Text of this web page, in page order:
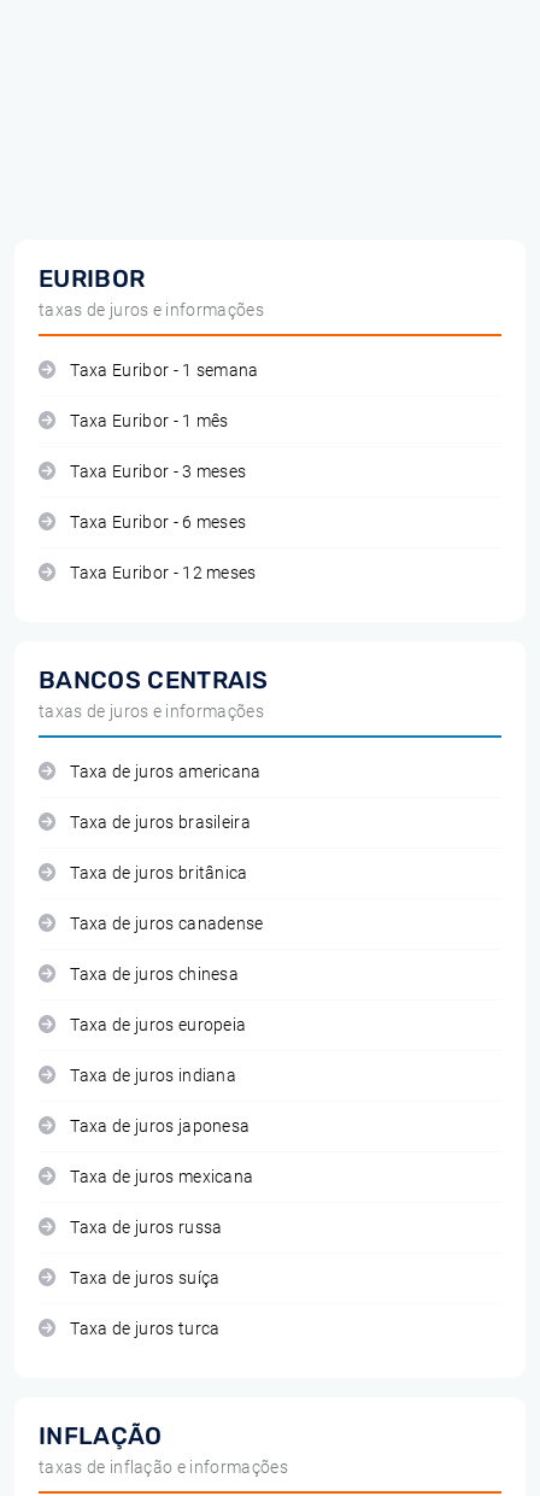
EURIBOR
taxas de juros e informações
Taxa Euribor - 1 semana
Taxa Euribor - 1 mês
Taxa Euribor - 3 meses
Taxa Euribor - 6 meses
Taxa Euribor - 12 meses
BANCOS CENTRAIS
taxas de juros e informações
Taxa de juros americana
Taxa de juros brasileira
Taxa de juros britânica
Taxa de juros canadense
Taxa de juros chinesa
Taxa de juros europeia
Taxa de juros indiana
Taxa de juros japonesa
Taxa de juros mexicana
Taxa de juros russa
Taxa de juros suíça
Taxa de juros turca
INFLAÇÃO
taxas de inflação e informações